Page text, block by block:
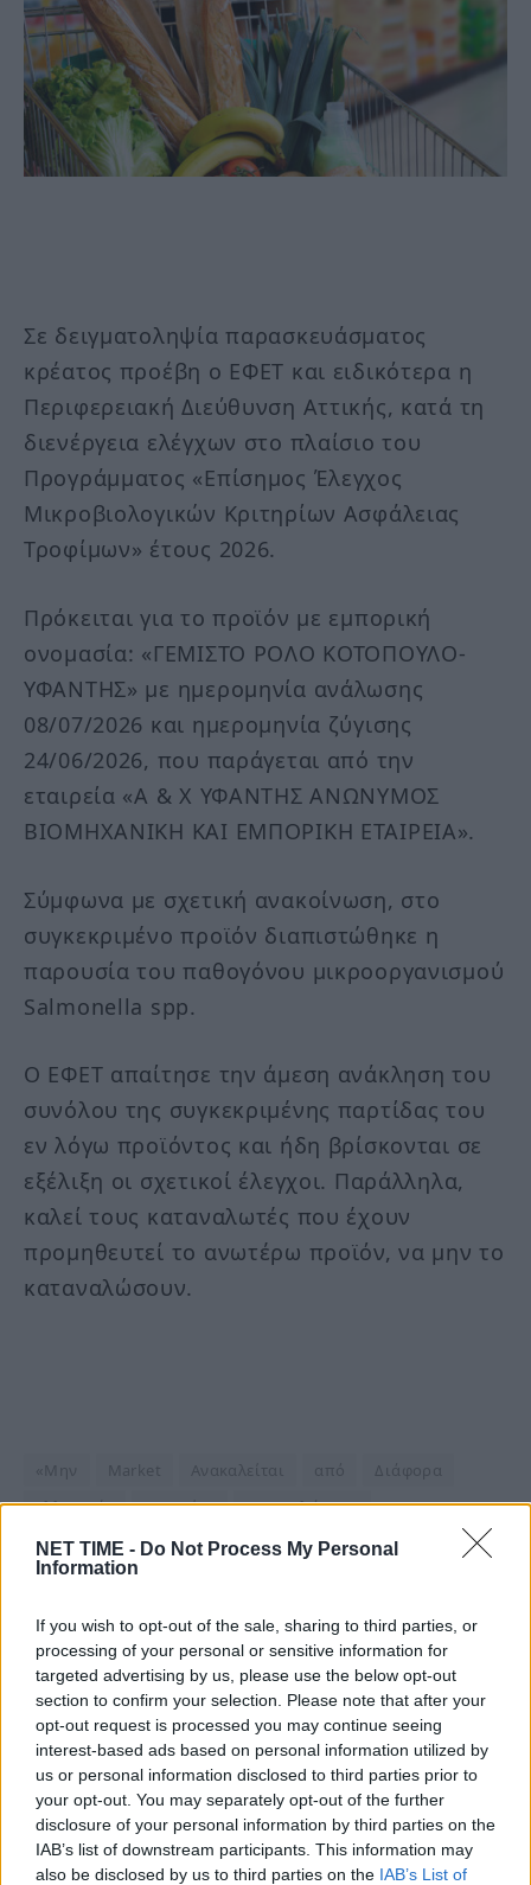
NET TIME - Do Not Process My Personal
Information
If you wish to opt-out of the sale, sharing to third parties, or
processing of your personal or sensitive information for
targeted advertising by us, please use the below opt-out
section to confirm your selection. Please note that after your
opt-out request is processed you may continue seeing
interest-based ads based on personal information utilized by
us or personal information disclosed to third parties prior to
your opt-out. You may separately opt-out of the further
disclosure of your personal information by third parties on the
IAB’s list of downstream participants. This information may
also be disclosed by us to third parties on the IAB’s List of
Σε δειγματοληψία παρασκευάσματος
κρέατος προέβη ο ΕΦΕΤ και ειδικότερα η
Περιφερειακή Διεύθυνση Αττικής, κατά τη
διενέργεια ελέγχων στο πλαίσιο του
Προγράμματος «Επίσημος Έλεγχος
Μικροβιολογικών Κριτηρίων Ασφάλειας
Τροφίμων» έτους 2026.
Πρόκειται για το προϊόν με εμπορική
ονομασία: «ΓΕΜΙΣΤΟ ΡΟΛΟ ΚΟΤΟΠΟΥΛΟ-
ΥΦΑΝΤΗΣ» με ημερομηνία ανάλωσης
08/07/2026 και ημερομηνία ζύγισης
24/06/2026, που παράγεται από την
εταιρεία «Α & Χ ΥΦΑΝΤΗΣ ΑΝΩΝΥΜΟΣ
ΒΙΟΜΗΧΑΝΙΚΗ ΚΑΙ ΕΜΠΟΡΙΚΗ ΕΤΑΙΡΕΙΑ».
Σύμφωνα με σχετική ανακοίνωση, στο
συγκεκριμένο προϊόν διαπιστώθηκε η
παρουσία του παθογόνου μικροοργανισμού
Salmonella spp.
Ο ΕΦΕΤ απαίτησε την άμεση ανάκληση του
συνόλου της συγκεκριμένης παρτίδας του
εν λόγω προϊόντος και ήδη βρίσκονται σε
εξέλιξη οι σχετικοί έλεγχοι. Παράλληλα,
καλεί τους καταναλωτές που έχουν
προμηθευτεί το ανωτέρω προϊόν, να μην το
καταναλώσουν.
«Μην Market Ανακαλείται από
Διάφορα
Ελληνικής
εταιρείας
καταναλώσετε!
πασίγνωστης
προιόν Σούπερ Τα το
Είμαστε και στο Google News:
Ακολουθήστε μας